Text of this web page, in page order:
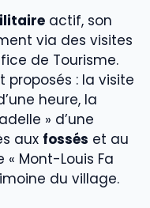
actif, son
via des visites
de Tourisme.
proposés : la visite
heure, la
» d’une
aux fossés et au
« Mont-Louis Fa
du village.